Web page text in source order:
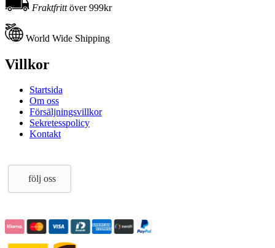
Fraktfrittöver 999kr
World Wide Shipping
Villkor
Startsida
Om oss
Försäljningsvillkor
Sekretesspolicy
Kontakt
följ oss